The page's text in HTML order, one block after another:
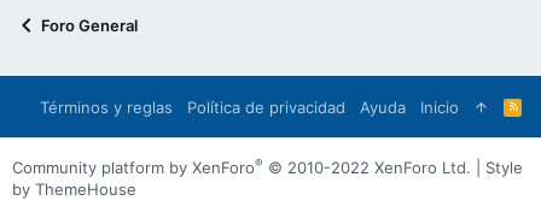
Foro General
Términos y reglas Política de privacidad Ayuda Inicio
R
S
S
Community platform by XenForo® © 2010-2022 XenForo Ltd.
Style
by ThemeHouse